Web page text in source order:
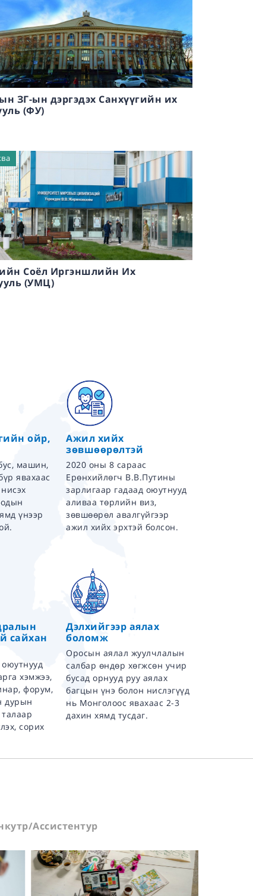
ЗГ-ын дэргэдэх Санхүүгийн их
(ФУ)
Соёл Иргэншлийн Их
(УМЦ)
ойр,
машин,
явахаас
үнээр
Ажил хийх
зөвшөөрөлтэй
2020 оны 8 сараас
Ерөнхийлөгч В.В.Путины
зарлигаар гадаад оюутнууд
аливаа төрлийн виз,
зөвшөөрөл авалгүйгээр
ажил хийх эрхтэй болсон.
сайхан
хэмжээ,
форум,
дурын
сорих
Дэлхийгээр аялах
боломж
Оросын аялал жуулчлалын
салбар өндөр хөгжсөн учир
бусад орнууд руу аялах
багцын үнэ болон нислэгүүд
нь Монголоос явахаас 2-3
дахин хямд тусдаг.
Ассистентур